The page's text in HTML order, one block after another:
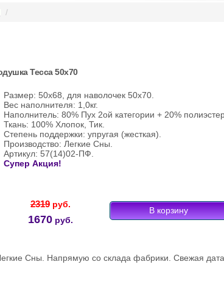
Тесса 50х70
Размер: 50х68, для наволочек 50х70.
Вес наполнителя: 1,0кг.
Наполнитель: 80% Пух 2ой категории + 20%
Ткань: 100% Хлопок, Тик.
Степень поддержки: упругая (жесткая).
Производство: Легкие Сны.
Артикул: 57(14)02-ПФ.
Супер Акция!
2319 руб.
1670 руб.
Сны. Напрямую со склада фабрики. Свежая дата